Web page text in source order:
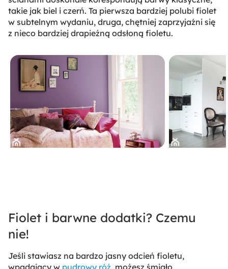
takie jak biel i czerń. Ta pierwsza bardziej polubi fiolet
w subtelnym wydaniu, druga, chętniej zaprzyjaźni się
z nieco bardziej drapieżną odsłoną fioletu.
Fiolet i barwne dodatki? Czemu
nie!
Jeśli stawiasz na bardzo jasny odcień fioletu,